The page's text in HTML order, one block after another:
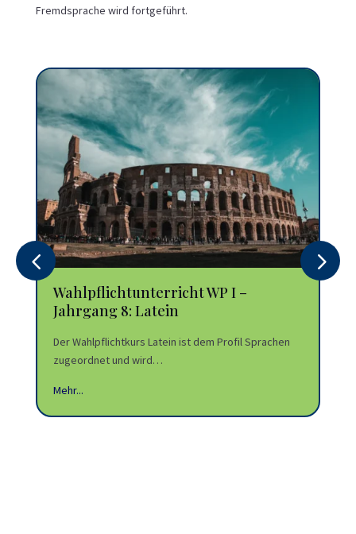
Fremdsprache wird fortgeführt.
Wahlpflichtunterricht WP I –
Jahrgang 8: Latein
Der Wahlpflichtkurs Latein ist dem Profil Sprachen
zugeordnet und wird…
Mehr...